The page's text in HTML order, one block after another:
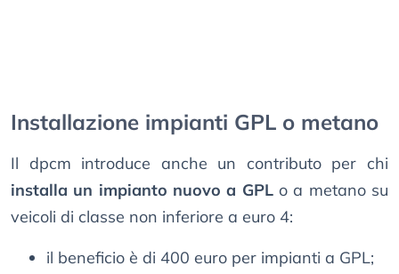
Installazione impianti GPL o metano
Il dpcm introduce anche un contributo per chi
installa un impianto nuovo a GPLo a metano su
veicoli di classe non inferiore a euro 4:
il beneficio è di 400 euro per impianti a GPL;